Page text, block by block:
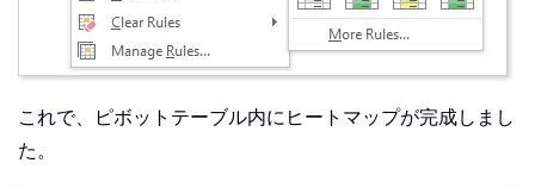
これで、ピボットテーブル内にヒートマップが完成しまし
た。